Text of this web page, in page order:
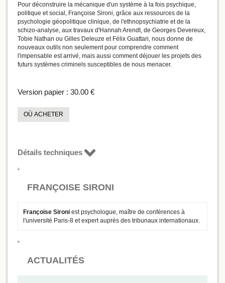
Pour déconstruire la mécanique d'un système à la fois psychique,
politique et social, Françoise Sironi, grâce aux ressources de la
psychologie géopolitique clinique, de l'ethnopsychiatrie et de la
schizo-analyse, aux travaux d'Hannah Arendt, de Georges Devereux,
Tobie Nathan ou Gilles Deleuze et Félix Guattari, nous donne de
nouveaux outils non seulement pour comprendre comment
l'impensable est arrivé, mais aussi comment déjouer les projets des
futurs systèmes criminels susceptibles de nous menacer.
Version papier : 30.00 €
OÙ ACHETER
Détails techniques
FRANÇOISE SIRONI
Françoise Sironi est psychologue, maître de conférences à
l'université Paris-8 et expert auprès des tribunaux internationaux.
ACTUALITÉS